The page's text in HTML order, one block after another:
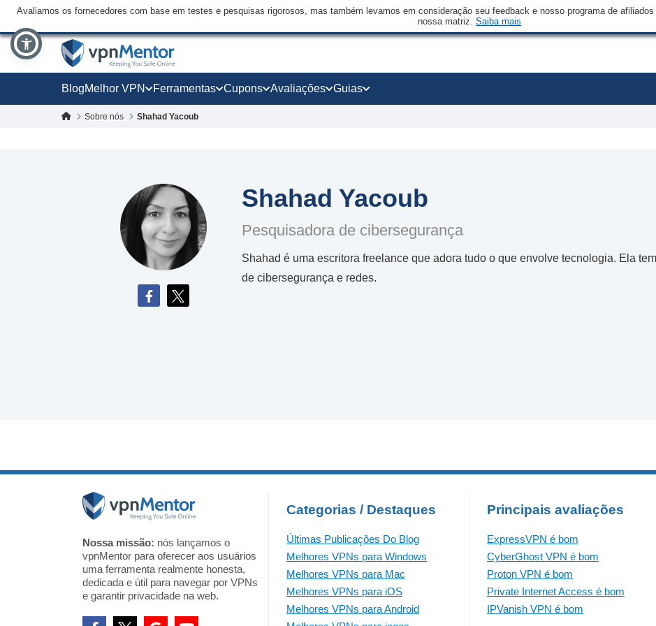
Avaliamos os fornecedores com base em testes e pesquisas rigorosos, mas também levamos em consideração seu feedback e nosso programa de
nossa matriz. Saiba mais
BlogMelhor VPN Ferramentas Cupons Avaliações Guias
Sobre nós Shahad Yacoub
Shahad Yacoub
Pesquisadora de cibersegurança
Shahad é uma escritora freelance que adora tudo o que envolve tecnologia. Ela
de cibersegurança e redes.
Nossa missão: nós lançamos o
vpnMentor para oferecer aos usuários
uma ferramenta realmente honesta,
dedicada e útil para navegar por VPNs
e garantir privacidade na web.
Categorias / Destaques
Últimas Publicações Do Blog
Melhores VPNs para Windows
Melhores VPNs para Mac
Melhores VPNs para iOS
Melhores VPNs para Android
Principais avaliações
ExpressVPN é bom
CyberGhost VPN é bom
Proton VPN é bom
Private Internet Access é bom
IPVanish VPN é bom